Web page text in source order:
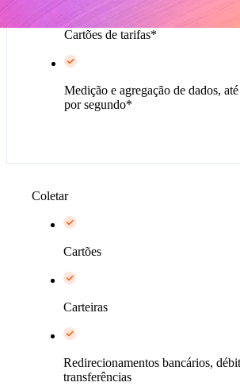
Cartões de tarifas*
Medição e agregação de dados,
por segundo*
Coletar
Cartões​
Carteiras
Redirecionamentos bancários,
transferências